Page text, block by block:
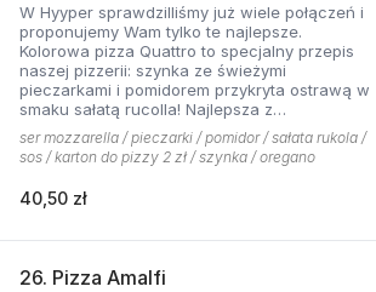
W Hyyper sprawdzilliśmy już wiele połączeń i
proponujemy Wam tylko te najlepsze.
Kolorowa pizza Quattro to specjalny przepis
naszej pizzerii: szynka ze świeżymi
pieczarkami i pomidorem przykryta ostrawą w
smaku sałatą rucolla! Najlepsza z
czosnkowym sosem według naszej receptury
ser mozzarella / pieczarki / pomidor / sałata rukola /
sos / karton do pizzy 2 zł / szynka / oregano
40,50 zł
26. Pizza Amalfi